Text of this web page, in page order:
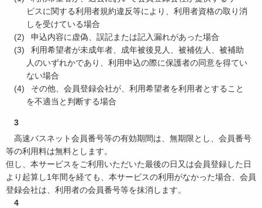
ビスに関する利用者規約違反等により、利用者資格の取り消
しを受けている場合
申込内容に虚偽、誤記または記入漏れがあった場合
利用希望者が未成年者、成年被後見人、被補佐人、被補助
人のいずれかであり、利用申込の際に保護者の同意を得てい
ない場合
その他、会員登録会社が、利用希望者を利用者とすること
を不適当と判断する場合
3
高速バスネット会員番号等の有効期間は、無期限とし、会員番号
等の利用料は無料とします。
但し、本サービスをご利用いただいた最後の日又は会員登録した日
より起算し1年間を経ても、本サービスの利用がなかった場合、会員
登録会社は、利用者の会員番号等を抹消します。
4